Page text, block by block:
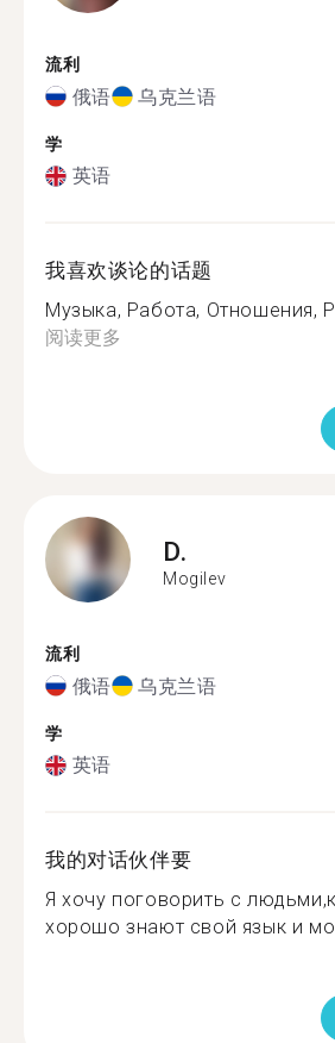
流利
俄语 乌克兰语
学
英语
我喜欢谈论的话题
Музыка, Работа, Отношения,
阅读更多
D.
Mogilev
流利
俄语 乌克兰语
学
英语
我的对话伙伴要
Я хочу поговорить с
хорошо знают свой язык и